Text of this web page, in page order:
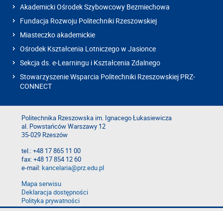
Akademicki Ośrodek Szybowcowy Bezmiechowa
Fundacja Rozwoju Politechniki Rzeszowskiej
Miasteczko akademickie
Ośrodek Kształcenia Lotniczego w Jasionce
Sekcja ds. e-Learningu i Kształcenia Zdalnego
Stowarzyszenie Wsparcia Politechniki Rzeszowskiej PRZ-
CONNECT
Politechnika Rzeszowska im. Ignacego Łukasiewicza
al. Powstańców Warszawy 12
35-029 Rzeszów
tel.: +48 17 865 11 00
fax: +48 17 854 12 60
e-mail:kancelaria@prz.edu.pl
Mapa serwisu
Deklaracja dostępności
Polityka prywatności
Zgłoś błąd na stronie